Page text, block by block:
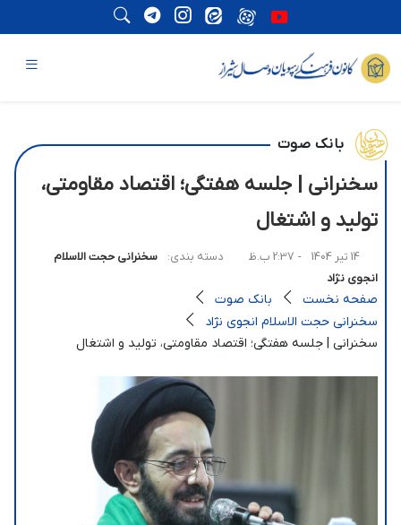
بانک صوت
سخنرانی | جلسه هفتگی؛ اقتصاد مقاومتی،
تولید و اشتغال
14 تیر 1404 - 2:37 ب.ظ دسته بندی:
سخنرانی حجت الاسلام
انجوی نژاد
صفحه نخست
بانک صوت
سخنرانی حجت الاسلام انجوی نژاد
سخنرانی | جلسه هفتگی؛ اقتصاد مقاومتی، تولید و اشتغال